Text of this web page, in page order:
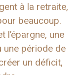
à la retraite,
beaucoup.
l’épargne, une
une période de
un déficit,